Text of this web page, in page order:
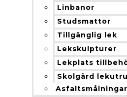
Linbanor
Studsmattor
Tillgänglig lek
Lekskulpturer
Lekplats
Skolgård
Asfaltsmålningar